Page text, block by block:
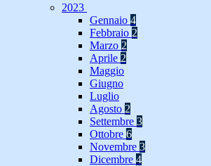
2023
Gennaio 4
Febbraio 2
Marzo 2
Aprile 2
Maggio
Giugno
Luglio
Agosto 2
Settembre 3
Ottobre 6
Novembre 3
Dicembre 4